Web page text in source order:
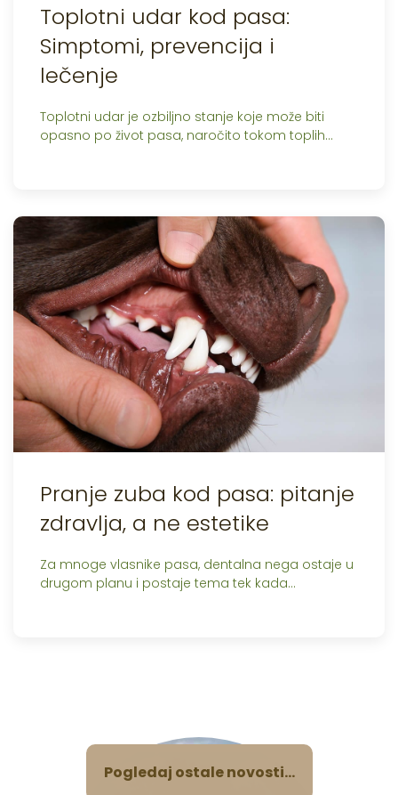
Toplotni udar kod pasa:
Simptomi, prevencija i
lečenje
Toplotni udar je ozbiljno stanje koje može biti
opasno po život pasa, naročito tokom toplih…
Pranje zuba kod pasa: pitanje
zdravlja, a ne estetike
Za mnoge vlasnike pasa, dentalna nega ostaje u
drugom planu i postaje tema tek kada…
Pogledaj ostale novosti...